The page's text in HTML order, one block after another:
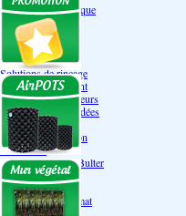
Engrais hydroponique
Engrais-Coco
Boosters
Engrais Pack
Enzymes
Solutions de rinçage
Promotion Discount
Accessoires et doseurs
Engrais pour orchidées
Correcteurs PH
Extraction/Intraction
Ventilation
Ioniseur d'air -AirBulter
Filtre anti-odeur
Diffusion CO²
Contrôleurs de climat